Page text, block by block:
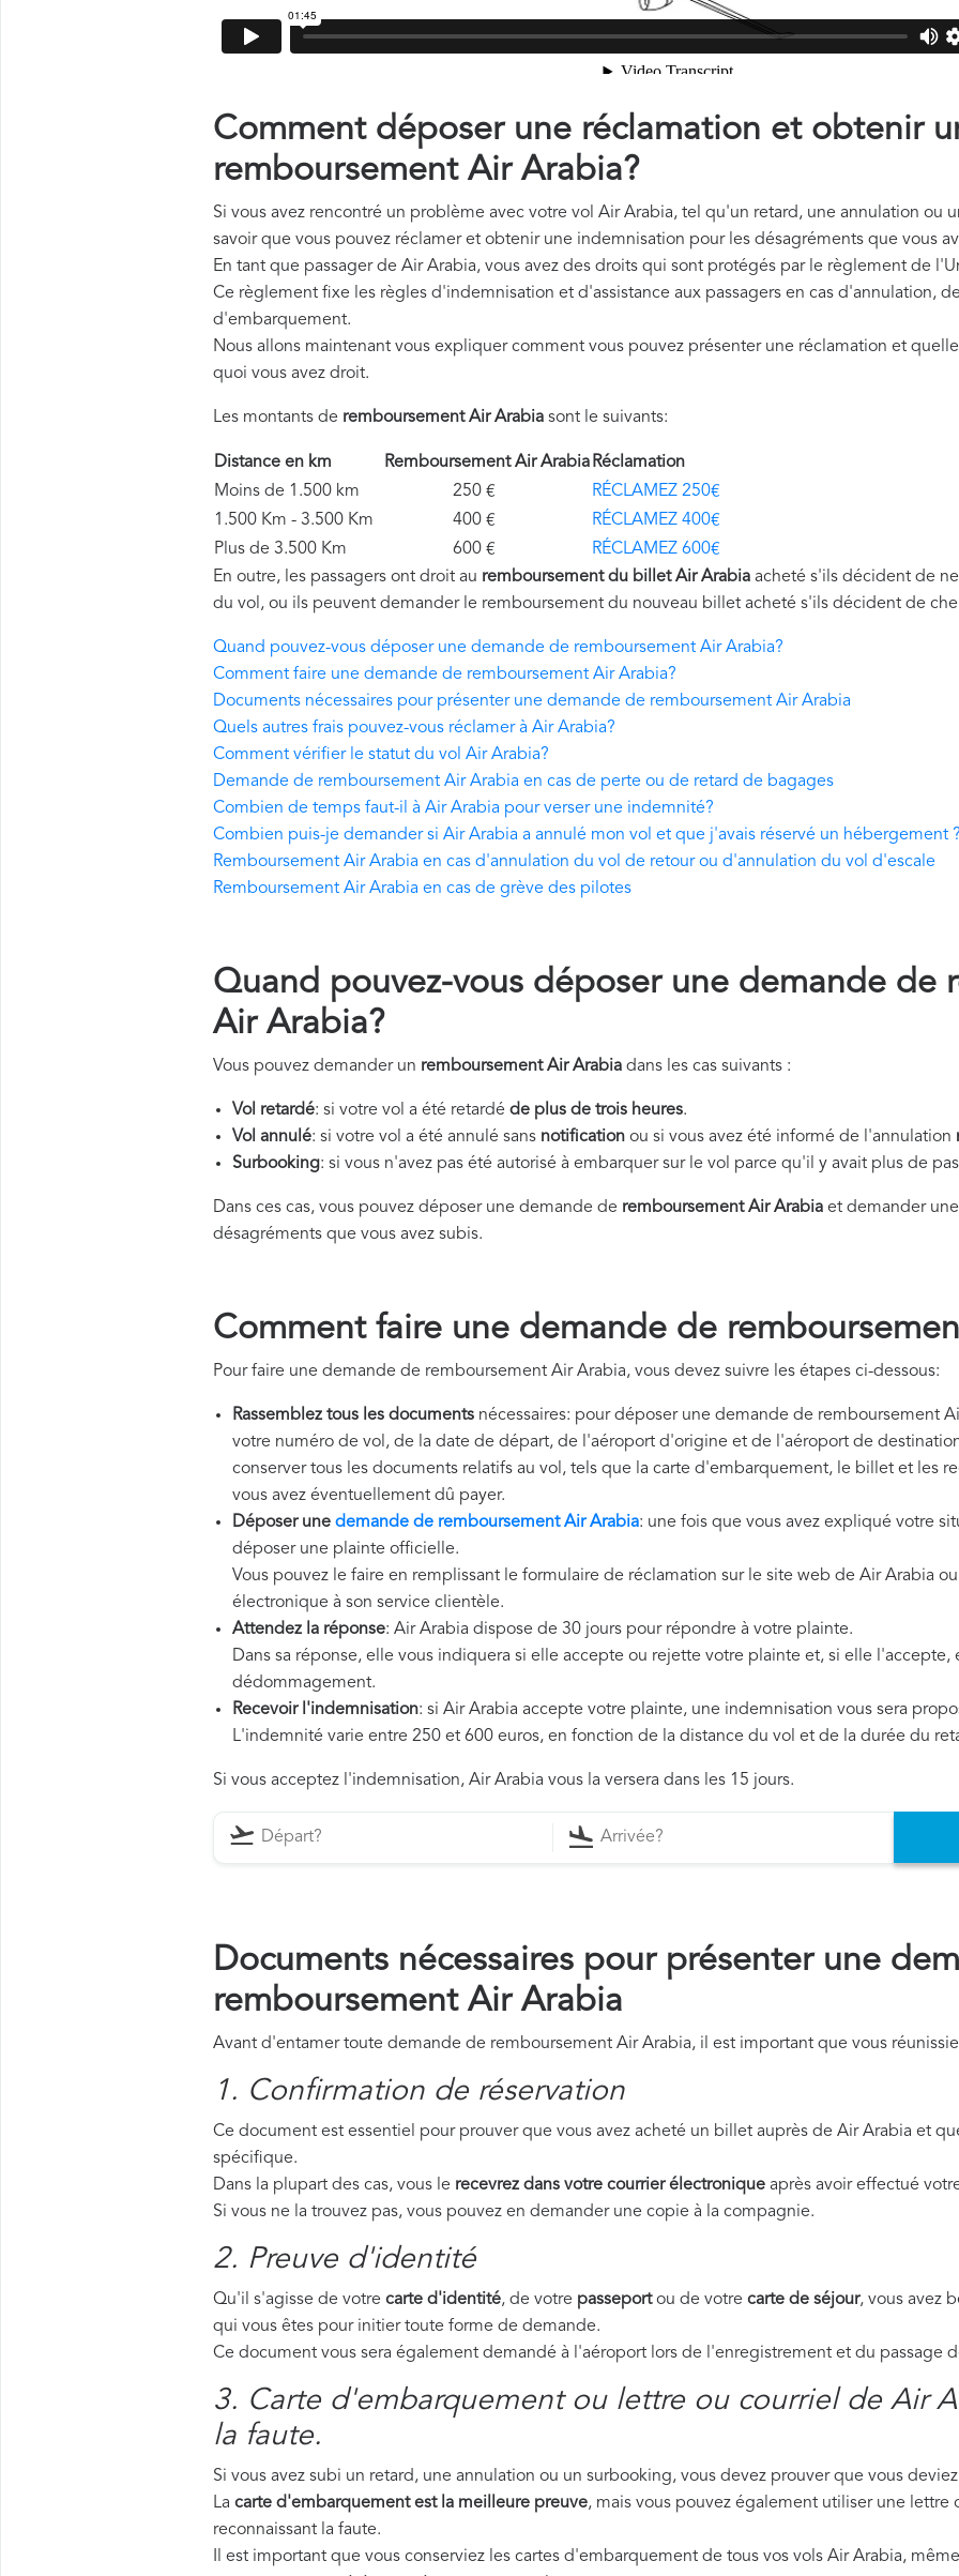
Comment déposer une réclamation et obtenir
remboursement Air Arabia?
Si vous avez rencontré un problème avec votre vol Air Arabia, tel qu'un retard, une annulation ou
savoir que vous pouvez réclamer et obtenir une indemnisation pour les désagréments que vous
En tant que passager de Air Arabia, vous avez des droits qui sont protégés par le règlement de
Ce règlement fixe les règles d'indemnisation et d'assistance aux passagers en cas d'annulation,
d'embarquement.
Nous allons maintenant vous expliquer comment vous pouvez présenter une réclamation et
quoi vous avez droit.
Les montants de remboursement Air Arabia sont le suivants:
Distance en km Remboursement Air Arabia Réclamation
Moins de 1.500 km
250 €
RÉCLAMEZ 250€
1.500 Km - 3.500 Km
400 €
RÉCLAMEZ 400€
Plus de 3.500 Km
600 €
RÉCLAMEZ 600€
En outre, les passagers ont droit au remboursement du billet Air Arabia acheté s'ils décident de
du vol, ou ils peuvent demander le remboursement du nouveau billet acheté s'ils décident de
Quand pouvez-vous déposer une demande de remboursement Air Arabia?
Comment faire une demande de remboursement Air Arabia?
Documents nécessaires pour présenter une demande de remboursement Air Arabia
Quels autres frais pouvez-vous réclamer à Air Arabia?
Comment vérifier le statut du vol Air Arabia?
Demande de remboursement Air Arabia en cas de perte ou de retard de bagages
Combien de temps faut-il à Air Arabia pour verser une indemnité?
Combien puis-je demander si Air Arabia a annulé mon vol et que j'avais réservé un hébergement
Remboursement Air Arabia en cas d'annulation du vol de retour ou d'annulation du vol d'escale
Remboursement Air Arabia en cas de grève des pilotes
Quand pouvez-vous déposer une demande de
Air Arabia?
Vous pouvez demander un remboursement Air Arabia dans les cas suivants :
Vol retardé: si votre vol a été retardé de plus de trois heures.
Vol annulé: si votre vol a été annulé sans notification ou si vous avez été informé de l'annulation
Surbooking: si vous n'avez pas été autorisé à embarquer sur le vol parce qu'il y avait plus de
Dans ces cas, vous pouvez déposer une demande de remboursement Air Arabia et demander
désagréments que vous avez subis.
Comment faire une demande de
Pour faire une demande de remboursement Air Arabia, vous devez suivre les étapes ci-dessous:
Rassemblez tous les documents nécessaires: pour déposer une demande de remboursement
votre numéro de vol, de la date de départ, de l'aéroport d'origine et de l'aéroport de
conserver tous les documents relatifs au vol, tels que la carte d'embarquement, le billet et les
vous avez éventuellement dû payer.
Déposer une demande de remboursement Air Arabia: une fois que vous avez expliqué votre
déposer une plainte officielle.
Vous pouvez le faire en remplissant le formulaire de réclamation sur le site web de Air Arabia
électronique à son service clientèle.
Attendez la réponse: Air Arabia dispose de 30 jours pour répondre à votre plainte.
Dans sa réponse, elle vous indiquera si elle accepte ou rejette votre plainte et, si elle l'accepte,
dédommagement.
Recevoir l'indemnisation: si Air Arabia accepte votre plainte, une indemnisation vous sera
L'indemnité varie entre 250 et 600 euros, en fonction de la distance du vol et de la durée du
Si vous acceptez l'indemnisation, Air Arabia vous la versera dans les 15 jours.
Documents nécessaires pour présenter une
remboursement Air Arabia
Avant d'entamer toute demande de remboursement Air Arabia, il est important que vous
1. Confirmation de réservation
Ce document est essentiel pour prouver que vous avez acheté un billet auprès de Air Arabia et
spécifique.
Dans la plupart des cas, vous le recevrez dans votre courrier électronique après avoir effectué
Si vous ne la trouvez pas, vous pouvez en demander une copie à la compagnie.
2. Preuve d'identité
Qu'il s'agisse de votre carte d'identité, de votre passeportou de votre carte de séjour, vous avez
qui vous êtes pour initier toute forme de demande.
Ce document vous sera également demandé à l'aéroport lors de l'enregistrement et du passage
3. Carte d'embarquement ou lettre ou courriel de Air
la faute.
Si vous avez subi un retard, une annulation ou un surbooking, vous devez prouver que vous
La carte d'embarquement est la meilleure preuve, mais vous pouvez également utiliser une lettre
reconnaissant la faute.
Il est important que vous conserviez les cartes d'embarquement de tous vos vols Air Arabia,